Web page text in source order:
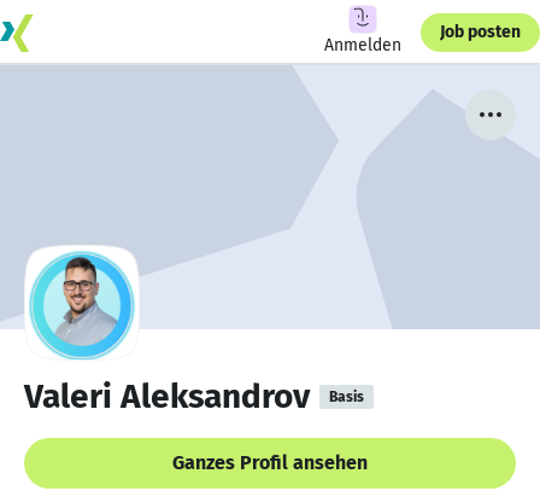
Anmelden
Job posten
Valeri Aleksandrov Basis
Ganzes Profil ansehen